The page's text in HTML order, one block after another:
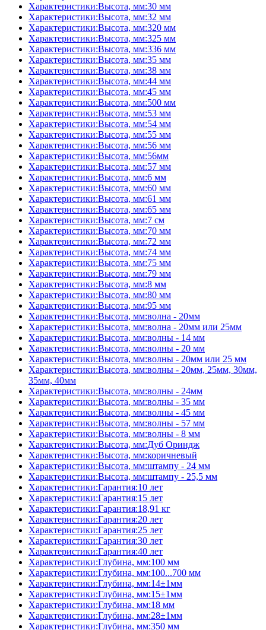
Характеристики:Высота, мм:30 мм
Характеристики:Высота, мм:32 мм
Характеристики:Высота, мм:320 мм
Характеристики:Высота, мм:325 мм
Характеристики:Высота, мм:336 мм
Характеристики:Высота, мм:35 мм
Характеристики:Высота, мм:38 мм
Характеристики:Высота, мм:44 мм
Характеристики:Высота, мм:45 мм
Характеристики:Высота, мм:500 мм
Характеристики:Высота, мм:53 мм
Характеристики:Высота, мм:54 мм
Характеристики:Высота, мм:55 мм
Характеристики:Высота, мм:56 мм
Характеристики:Высота, мм:56мм
Характеристики:Высота, мм:57 мм
Характеристики:Высота, мм:6 мм
Характеристики:Высота, мм:60 мм
Характеристики:Высота, мм:61 мм
Характеристики:Высота, мм:65 мм
Характеристики:Высота, мм:7 см
Характеристики:Высота, мм:70 мм
Характеристики:Высота, мм:72 мм
Характеристики:Высота, мм:74 мм
Характеристики:Высота, мм:75 мм
Характеристики:Высота, мм:79 мм
Характеристики:Высота, мм:8 мм
Характеристики:Высота, мм:80 мм
Характеристики:Высота, мм:95 мм
Характеристики:Высота, мм:волна - 20мм
Характеристики:Высота, мм:волна - 20мм или 25мм
Характеристики:Высота, мм:волны - 14 мм
Характеристики:Высота, мм:волны - 20 мм
Характеристики:Высота, мм:волны - 20мм или 25 мм
Характеристики:Высота, мм:волны - 20мм, 25мм, 30мм,
35мм, 40мм
Характеристики:Высота, мм:волны - 24мм
Характеристики:Высота, мм:волны - 35 мм
Характеристики:Высота, мм:волны - 45 мм
Характеристики:Высота, мм:волны - 57 мм
Характеристики:Высота, мм:волны - 8 мм
Характеристики:Высота, мм:Дуб Ориндж
Характеристики:Высота, мм:коричневый
Характеристики:Высота, мм:штампу - 24 мм
Характеристики:Высота, мм:штампу - 25,5 мм
Характеристики:Гарантия:10 лет
Характеристики:Гарантия:15 лет
Характеристики:Гарантия:18,91 кг
Характеристики:Гарантия:20 лет
Характеристики:Гарантия:25 лет
Характеристики:Гарантия:30 лет
Характеристики:Гарантия:40 лет
Характеристики:Глубина, мм:100 мм
Характеристики:Глубина, мм:100...700 мм
Характеристики:Глубина, мм:14±1мм
Характеристики:Глубина, мм:15±1мм
Характеристики:Глубина, мм:18 мм
Характеристики:Глубина, мм:28±1мм
Характеристики:Глубина, мм:350 мм